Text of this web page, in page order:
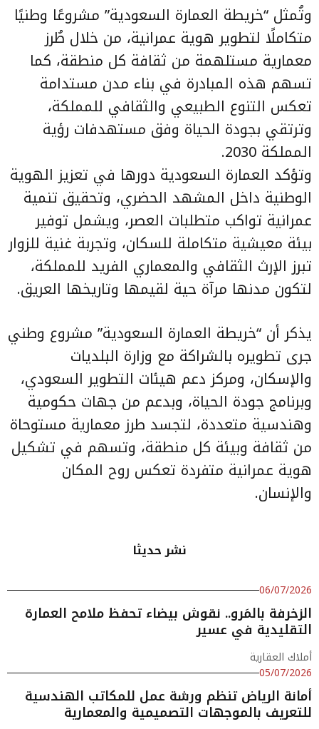
وتُمثل “خريطة العمارة السعودية” مشروعًا وطنيًا
متكاملًا لتطوير هوية عمرانية، من خلال طُرز
معمارية مستلهمة من ثقافة كل منطقة، كما
تسهم هذه المبادرة في بناء مدن مستدامة
تعكس التنوع الطبيعي والثقافي للمملكة،
وترتقي بجودة الحياة وفق مستهدفات رؤية
المملكة 2030.
وتؤكد العمارة السعودية دورها في تعزيز الهوية
الوطنية داخل المشهد الحضري، وتحقيق تنمية
عمرانية تواكب متطلبات العصر، ويشمل توفير
بيئة معيشية متكاملة للسكان، وتجربة غنية للزوار
تبرز الإرث الثقافي والمعماري الفريد للمملكة،
لتكون مدنها مرآة حية لقيمها وتاريخها العريق.
يذكر أن “خريطة العمارة السعودية” مشروع وطني
جرى تطويره بالشراكة مع وزارة البلديات
والإسكان، ومركز دعم هيئات التطوير السعودي،
وبرنامج جودة الحياة، وبدعم من جهات حكومية
وهندسية متعددة، لتجسد طرز معمارية مستوحاة
من ثقافة وبيئة كل منطقة، وتسهم في تشكيل
هوية عمرانية متفردة تعكس روح المكان
والإنسان.
نشر حديثا
06/07/2026
الزخرفة بالمَرو.. نقوش بيضاء تحفظ ملامح العمارة
التقليدية في عسير
أملاك العقارية
05/07/2026
أمانة الرياض تنظم ورشة عمل للمكاتب الهندسية
للتعريف بالموجهات التصميمية والمعمارية